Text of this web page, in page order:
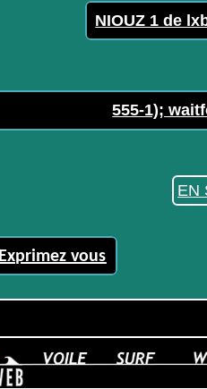
NIOUZ 1 de
555-1);
EN
Exprimez vous